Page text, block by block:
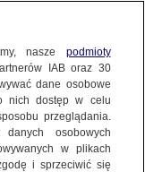
usług
nasze podmioty
IAB oraz 30
dane osobowe
nich dostęp w celu
przeglądania.
osobowych
w plikach
i sprzeciwić się